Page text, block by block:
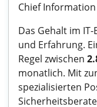
Chief
Das Gehalt im
und Erfahrung.
Regel zwischen
monatlich. Mit
spezialisierten